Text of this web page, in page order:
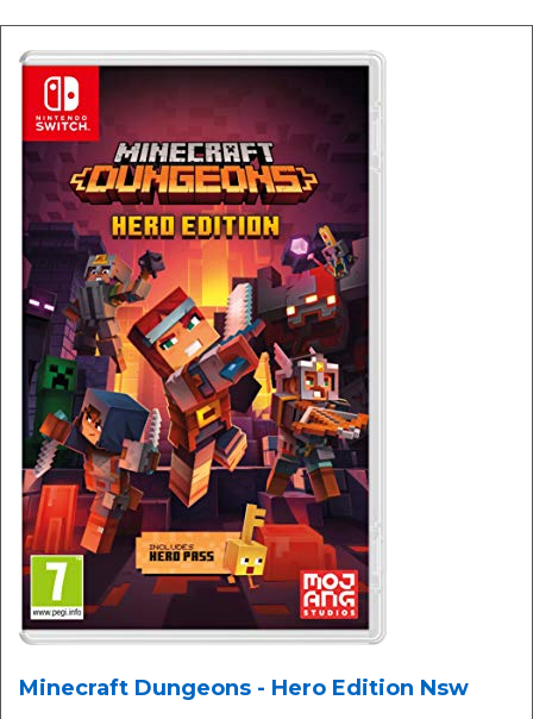
Minecraft Dungeons - Hero Edition Nsw